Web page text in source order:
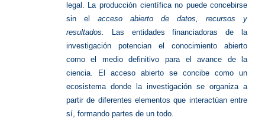
legal. La producción científica no puede concebirse
sin el acceso abierto de datos, recursos y
resultados.
Las entidades financiadoras de la
investigación potencian el conocimiento abierto
como el medio definitivo para el avance de la
ciencia. El acceso abierto se concibe como un
ecosistema donde la investigación se organiza a
partir de diferentes elementos que interactúan entre
sí, formando partes de un todo.